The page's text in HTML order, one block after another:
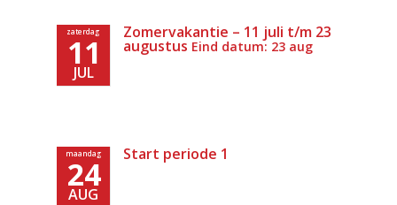
zaterdag
11
JUL
Zomervakantie – 11 juli t/m 23
augustus Eind datum: 23 aug
maandag
24
AUG
Start periode 1